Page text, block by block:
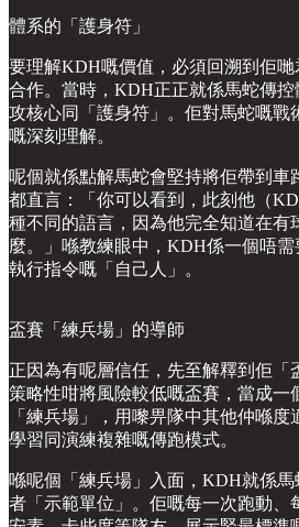
體系的「護身符」
要理解KDH嘅價值，必須回溯到佢
合作。當時，KDH正正就係馬蛇傳
攻核心同「護身符」。佢對馬蛇嘅戰
嘅深刻理解。
呢個就係點解馬蛇會堅持將佢帶到車
都直言：「你可以看到，此刻他（
種不同的語言，因為他完全知道在有
麼。」喺教練眼中，KDH係一個唔
執行指令嘅「自己人」。
盃賽「練兵場」的導師
正因為有呢層信任，先至解釋到佢「
策略性咁將風險較低嘅盃賽，當成一
「練兵場」，用嚟畀隊中其他仲喺
學習同演練複雜嘅傳跑模式。
喺呢個「練兵場」入面，KDH就係
者「示範單位」。佢嘅每一次跑動、